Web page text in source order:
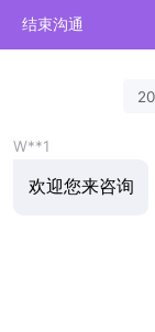
结束沟通
W**1
欢迎您来咨询